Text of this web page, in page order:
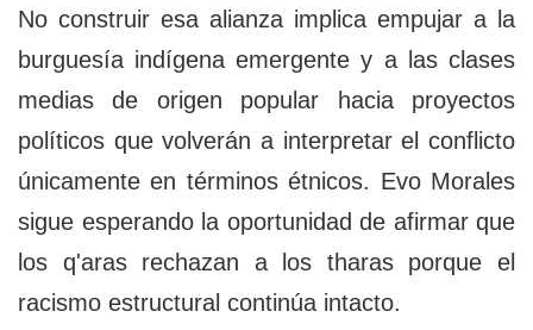
No construir esa alianza implica empujar a la
burguesía indígena emergente y a las clases
medias de origen popular hacia proyectos
políticos que volverán a interpretar el conflicto
únicamente en términos étnicos. Evo Morales
sigue esperando la oportunidad de afirmar que
los q'aras rechazan a los tharas porque el
racismo estructural continúa intacto.